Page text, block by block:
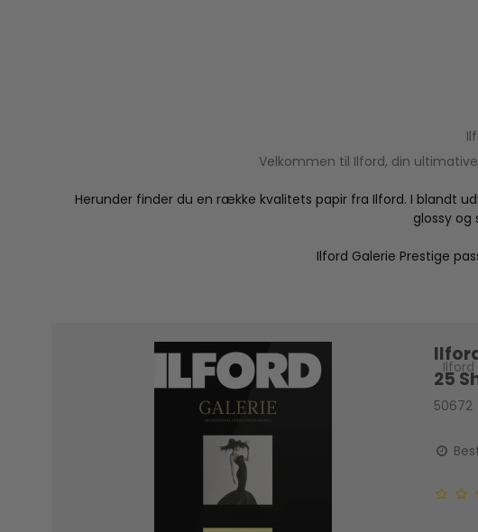
Velkommen til Ilford, din
Herunder finder du en række kvalitets papir fra Ilford. I blandt
glossy
Ilford Galerie Prestige
25Ilford
50672